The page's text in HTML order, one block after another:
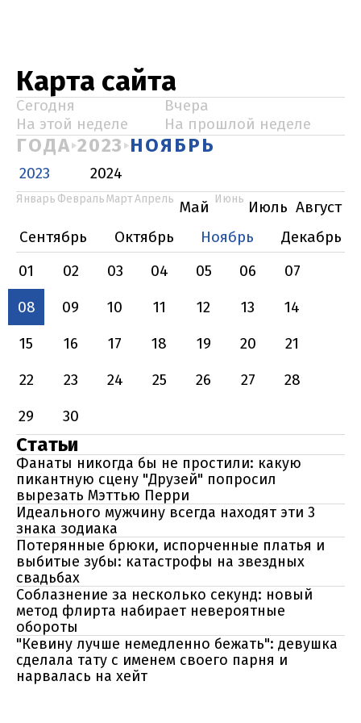
Карта сайта
Сегодня
Вчера
На этой неделе
На прошлой неделе
ГОДА 2023 НОЯБРЬ
2023 2024
Январь ФевральМартАпрель Май Июнь Июль Август
Сентябрь
Октябрь Ноябрь
Декабрь
01
02 03 04 05 06
07
08
09 10 11 12 13
14
15
16 17 18 19 20
21
22
23 24 25 26 27
28
29
30
Статьи
Фанаты никогда бы не простили: какую
пикантную сцену "Друзей" попросил
вырезать Мэттью Перри
Идеального мужчину всегда находят эти 3
знака зодиака
Потерянные брюки, испорченные платья и
выбитые зубы: катастрофы на звездных
свадьбах
Соблазнение за несколько секунд: новый
метод флирта набирает невероятные
обороты
"Кевину лучше немедленно бежать": девушка
сделала тату с именем своего парня и
нарвалась на хейт